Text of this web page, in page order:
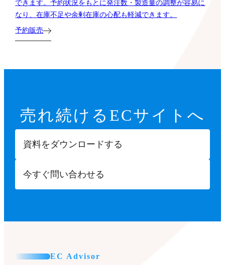
できます。予約状況をもとに発注数・製造量の調整が容易に
なり、在庫不足や余剰在庫の心配も軽減できます。
予約販売
売れ続ける ECサイトへ
資料をダウンロードする
今すぐ問い合わせる
EC Advisor